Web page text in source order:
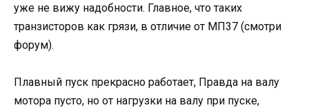
уже не вижу надобности. Главное, что таких
транзисторов как грязи, в отличие от МП37 (смотри
форум).
Плавный пуск прекрасно работает, Правда на валу
мотора пусто, но от нагрузки на валу при пуске,